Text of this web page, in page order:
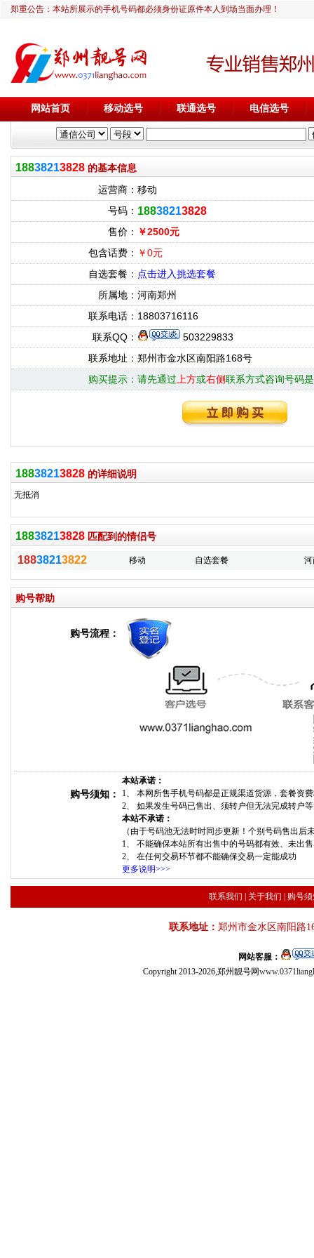
郑重公告：本站所展示的手机号码都必须身份证原件本人到场当面办理！
网站首页 移动选号 联通选号 电信选号
18838213828 的基本信息
运营商： 移动
号码： 18838213828
售价： ￥2500元
包含话费： ￥0元
自选套餐： 点击进入挑选套餐
所属地： 河南郑州
联系电话： 18803716116
联系QQ：
503229833
联系地址： 郑州市金水区南阳路168号
购买提示： 请先通过 上方或右侧联系方式咨询号码
18838213828 的详细说明
无抵消
18838213828 匹配到的情侣号
18838213822 移动 自选套餐
购号帮助
购号流程：
购号须知：
本站承诺：
1、 本网所售手机号码都是正规渠道货源，套餐资
2、 如果发生号码已售出、须转户但无法完成转户
本站不承诺：
（由于号码池无法时时同步更新！个别号码售出
1、 不能确保本站所有出售中的号码都有效、未出
2、 在任何交易环节都不能确保交易一定能成功
更多说明>>>
联系我们 关于我们 购号
联系地址： 郑州市金水区南阳路
网站客服：
Copyright 2013-2026,郑州靓号网